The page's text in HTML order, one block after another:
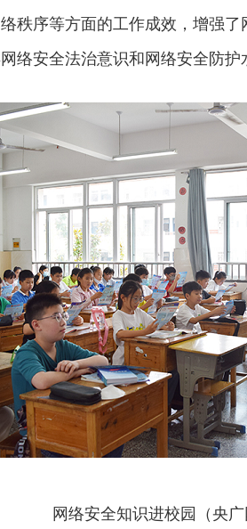
秩序等方面的工作成效，增强
络安全法治意识和网络安全防护
网络安全知识进校园（央广